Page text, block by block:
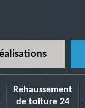
Rehaussement
de toiture 24